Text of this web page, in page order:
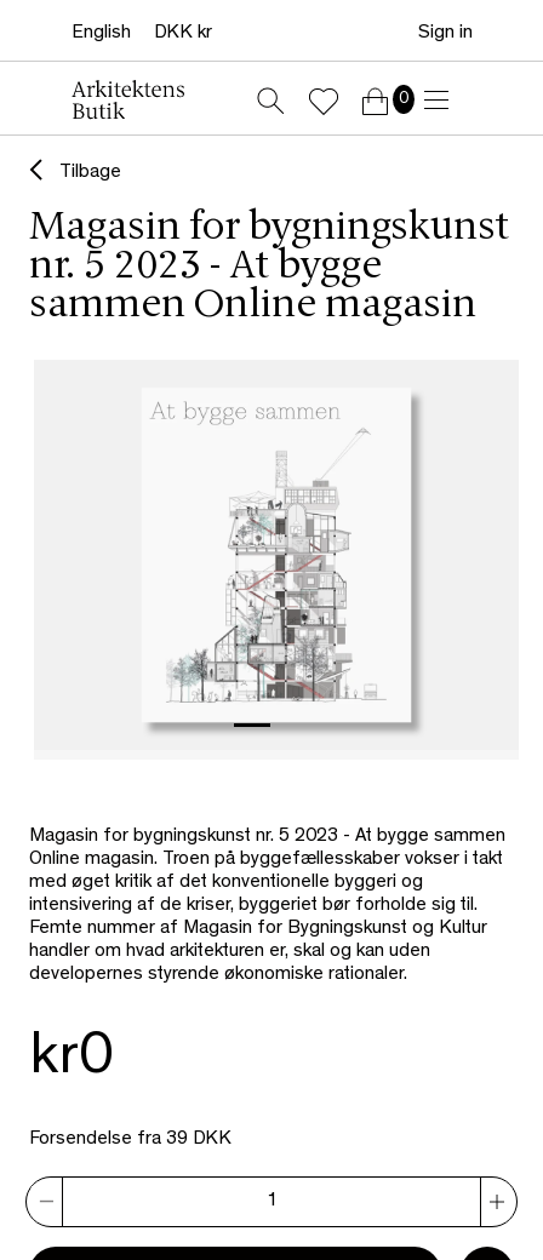
Sign in
0
Tilbage
Magasin for bygningskunst
nr. 5 2023 - At bygge
sammen Online magasin
Magasin for bygningskunst nr. 5 2023 - At bygge sammen
Online magasin. Troen på byggefællesskaber vokser i takt
med øget kritik af det konventionelle byggeri og
intensivering af de kriser, byggeriet bør forholde sig til.
Femte nummer af Magasin for Bygningskunst og Kultur
handler om hvad arkitekturen er, skal og kan uden
developernes styrende økonomiske rationaler.
kr0
Forsendelse fra 39 DKK